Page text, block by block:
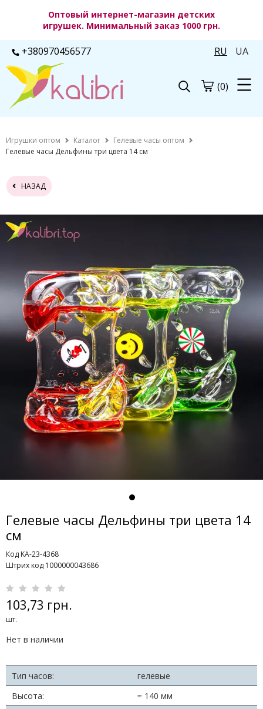
Оптовый интернет-магазин детских
игрушек. Минимальный заказ 1000 грн.
+380970456577 RU UA
(0)
Игрушки оптом Каталог
Гелевые часы оптом
Гелевые часы Дельфины три цвета 14 см
НАЗАД
Гелевые часы Дельфины три цвета 14
см
Код KA-23-4368
Штрих код 1000000043686
103,73 грн.
шт.
Нет в наличии
Тип часов:
гелевые
Высота:
≈ 140 мм